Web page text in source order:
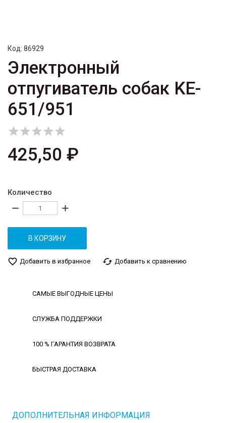
Код: 86929
Электронный
отпугиватель собак KE-
651/951

425,50 ₽
Количество
remove add
В КОРЗИНУ
favorite_border Добавить в избранное cached Добавить к сравнению
САМЫЕ ВЫГОДНЫЕ ЦЕНЫ
СЛУЖБА ПОДДЕРЖКИ
100 % ГАРАНТИЯ ВОЗВРАТА
БЫСТРАЯ ДОСТАВКА
ДОПОЛНИТЕЛЬНАЯ ИНФОРМАЦИЯ